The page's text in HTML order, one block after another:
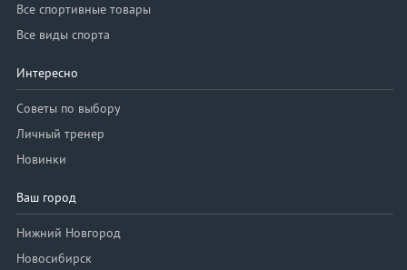
Все спортивные товары
Все виды спорта
Интересно
Советы по выбору
Личный тренер
Новинки
Ваш город
Нижний Новгород
Новосибирск